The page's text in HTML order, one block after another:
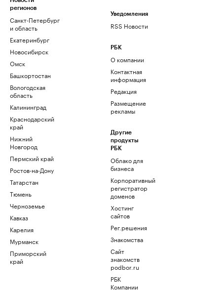
регионов
Санкт-Петербург
и область
Екатеринбург
Новосибирск
Омск
Башкортостан
Вологодская
область
Калининград
Краснодарский
край
Нижний
Новгород
Пермский край
Ростов-на-Дону
Татарстан
Тюмень
Черноземье
Кавказ
Карелия
Мурманск
Приморский
край
Уведомления
RSS Новости
РБК
О компании
Контактная
информация
Редакция
Размещение
рекламы
Другие
продукты
РБК
Облако для
бизнеса
Корпоративный
регистратор
доменов
Хостинг
сайтов
Рег.решения
Знакомства
Сайт
знакомств
podbor.ru
РБК
Компании